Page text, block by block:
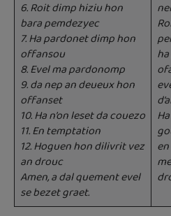
6. Roit dimp hiziu hon
bara pemdezyec
7. Ha pardonet dimp hon
offansou
8. Evel ma pardonomp
9. da nep an deueux hon
offanset
10. Ha n’on leset da couezo
11. En temptation
12. Hoguen hon dilivrit vez
an drouc
Amen, a dal quement evel
se bezet graet.